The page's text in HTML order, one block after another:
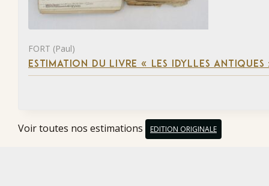
FORT (Paul)
ESTIMATION DU LIVRE « LES IDYLLES
Voir toutes nos estimations EDITION ORIGINALE